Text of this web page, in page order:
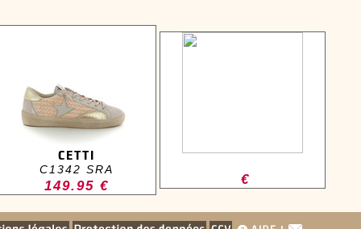
CETTI
C1342 SRA
149.95 € €